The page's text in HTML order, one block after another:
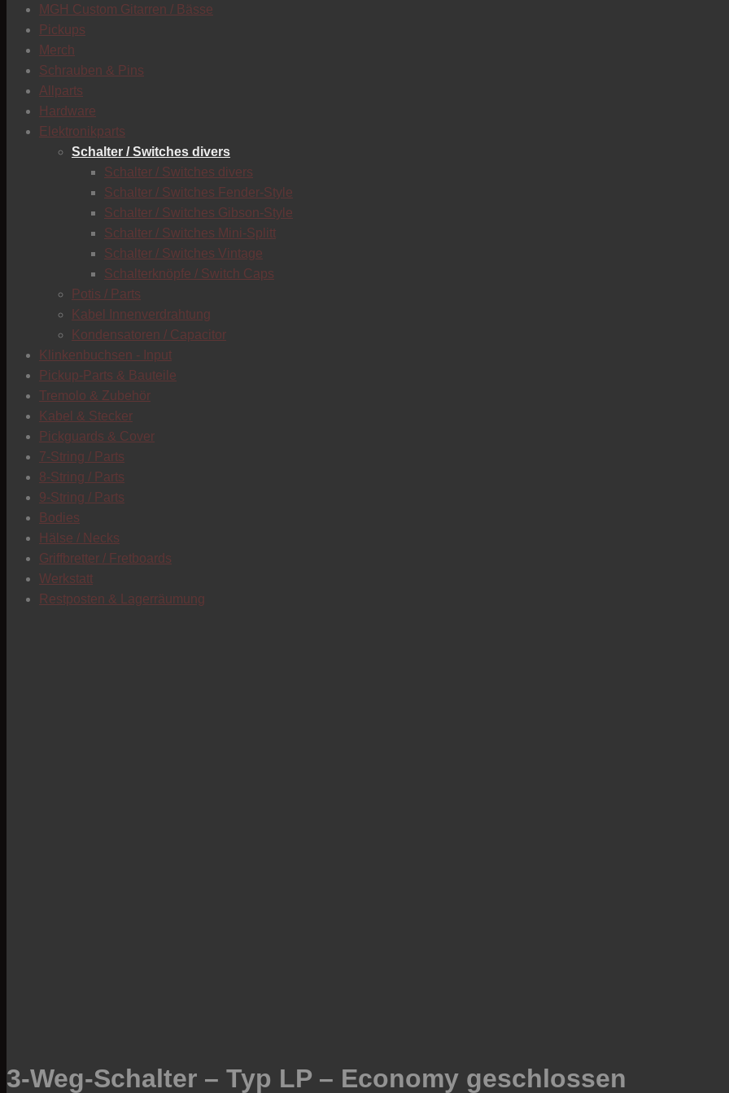
MGH Custom Gitarren / Bässe
Pickups
Merch
Schrauben & Pins
Allparts
Hardware
Elektronikparts
Schalter / Switches divers
Schalter / Switches divers
Schalter / Switches Fender-Style
Schalter / Switches Gibson-Style
Schalter / Switches Mini-Splitt
Schalter / Switches Vintage
Schalterknöpfe / Switch Caps
Potis / Parts
Kabel Innenverdrahtung
Kondensatoren / Capacitor
Klinkenbuchsen - Input
Pickup-Parts & Bauteile
Tremolo & Zubehör
Kabel & Stecker
Pickguards & Cover
7-String / Parts
8-String / Parts
9-String / Parts
Bodies
Hälse / Necks
Griffbretter / Fretboards
Werkstatt
Restposten & Lagerräumung
3-Weg-Schalter – Typ LP – Economy geschlossen